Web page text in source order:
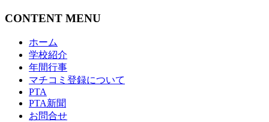
CONTENT MENU
ホーム
学校紹介
年間行事
マチコミ登録について
PTA
PTA新聞
お問合せ